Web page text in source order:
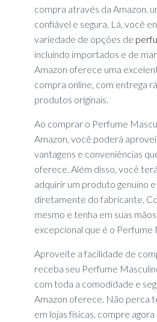
compra através da Amazon,
confiável e segura. Lá, você
variedade de opções de
incluindo importados e de
Amazon oferece uma
compra online, com entrega
produtos originais.
Ao comprar o Perfume
Amazon, você poderá
vantagens e conveniências
oferece. Além disso, você
adquirir um produto genuíno
diretamente do fabricante.
mesmo e tenha em suas
excepcional que é o Perfume
Aproveite a facilidade de
receba seu Perfume
com toda a comodidade e
Amazon oferece. Não perca
em lojas físicas, compre